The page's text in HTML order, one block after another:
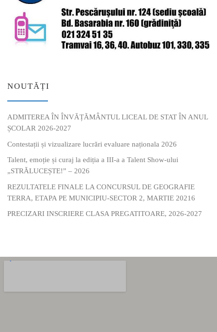
NOUTĂȚI
ADMITEREA ÎN ÎNVĂȚĂMÂNTUL LICEAL DE STAT ÎN ANUL
ȘCOLAR 2026-2027
Contestații și vizualizare lucrări evaluare naționala 2026
Talent, emoție și curaj la ediția a III-a a Talent Show-ului
„STRĂLUCEȘTE!” – 2026
REZULTATELE FINALE LA CONCURSUL DE GEOGRAFIE
TERRA, ETAPA PE MUNICIPIU-SECTOR 2, MARTIE 20216
PRECIZARI INSCRIERE CLASA PREGATITOARE, 2026-2027